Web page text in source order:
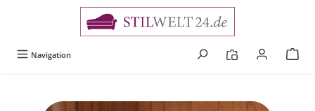
Navigation